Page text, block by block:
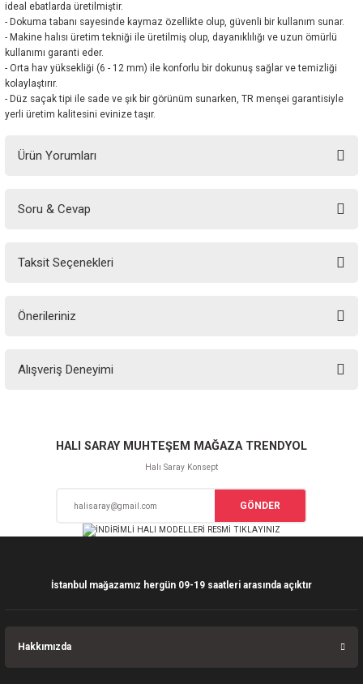
ideal ebatlarda üretilmiştir.
- Dokuma tabanı sayesinde kaymaz özellikte olup, güvenli bir kullanım sunar.
- Makine halısı üretim tekniği ile üretilmiş olup, dayanıklılığı ve uzun ömürlü
kullanımı garanti eder.
- Orta hav yüksekliği (6 - 12 mm) ile konforlu bir dokunuş sağlar ve temizliği
kolaylaştırır.
- Düz saçak tipi ile sade ve şık bir görünüm sunarken, TR menşei garantisiyle
yerli üretim kalitesini evinize taşır.
Ürün Yorumları
Soru & Cevap
Taksit Seçenekleri
Önerileriniz
yetersiz gördüğünüz noktaları öneri formunu kullanarak tarafımıza
Ürün resmi kalitesiz, bozuk veya görüntülenemiyor.
Ürün açıklamasında eksik bilgiler bulunuyor.
Bu ürüne benzer farklı alternatifler olmalı.
Alışveriş Deneyimi
Sitemize ilk yorumu siz yapın!
HALI SARAY MUHTEŞEM MAĞAZA TRENDYOL
Halı Saray Konsept
GÖNDER
İstanbul mağazamız hergün 09-19 saatleri arasında açıktır
Hakkımızda